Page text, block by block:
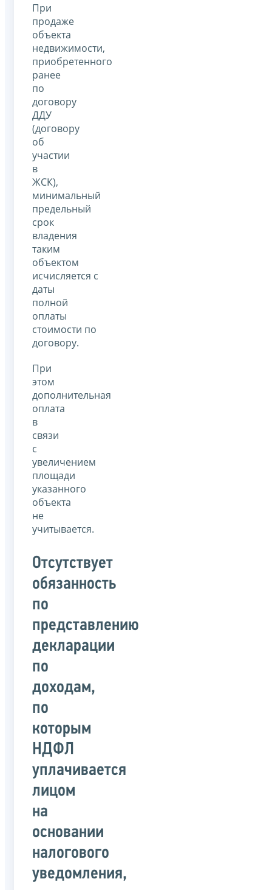
При
продаже
объекта
недвижимости,
приобретенного
ранее
по
договору
ДДУ
(договору
об
участии
в
ЖСК),
минимальный
предельный
срок
владения
таким
объектом
исчисляется с
даты
полной
оплаты
стоимости по
договору.
При
этом
дополнительная
оплата
в
связи
с
увеличением
площади
указанного
объекта
не
учитывается.
Отсутствует
обязанность
по
представлению
декларации
по
доходам,
по
которым
НДФЛ
уплачивается
лицом
на
основании
налогового
уведомления,